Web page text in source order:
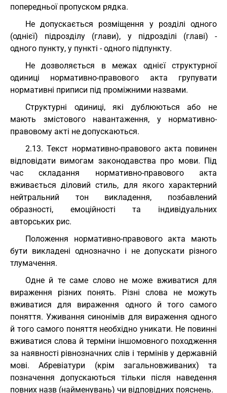
попередньої пропуском рядка.
Не допускається розміщення у розділі одного
(однієї) підрозділу (глави), у підрозділі (главі) -
одного пункту, у пункті - одного підпункту.
Не дозволяється в межах однієї структурної
одиниці нормативно-правового акта групувати
нормативні приписи під проміжними назвами.
Структурні одиниці, які дублюються або не
мають змістового навантаження, у нормативно-
правовому акті не допускаються.
2.13. Текст нормативно-правового акта повинен
відповідати вимогам законодавства про мови. Під
час складання нормативно-правового акта
вживається діловий стиль, для якого характерний
нейтральний тон викладення, позбавлений
образності, емоційності та індивідуальних
авторських рис.
Положення нормативно-правового акта мають
бути викладені однозначно і не допускати різного
тлумачення.
Одне й те саме слово не може вживатися для
вираження різних понять. Різні слова не можуть
вживатися для вираження одного й того самого
поняття. Уживання синонімів для вираження одного
й того самого поняття необхідно уникати. Не повинні
вживатися слова й терміни іншомовного походження
за наявності рівнозначних слів і термінів у державній
мові. Абревіатури (крім загальновживаних) та
позначення допускаються тільки після наведення
повних назв (найменувань) чи відповідних пояснень.